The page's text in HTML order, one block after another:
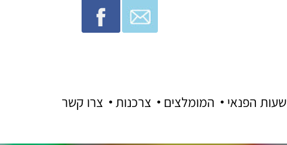
צרו קשר צרכנות המומלצים שעות הפנאי